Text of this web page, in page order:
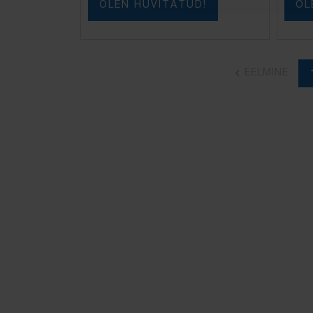
OLEN HUVITATUD!
1